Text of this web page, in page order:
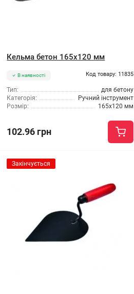
Кельма бетон 165x120 мм
В наявності Код товару: 11835
Тип:
для бетону
Категорія:
Ручний інструмент
Розмір:
165x120 мм
102.96 грн
Закінчується